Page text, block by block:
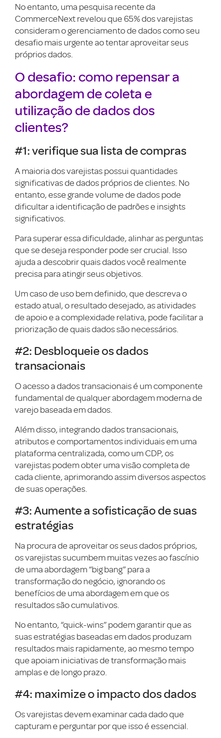
No entanto, uma pesquisa recente da
CommerceNext revelou que 65% dos varejistas
consideram o gerenciamento de dados como seu
desafio mais urgente ao tentar aproveitar seus
próprios dados.
O desafio: como repensar a
abordagem de coleta e
utilização de dados dos
clientes?
#1: verifique sua lista de compras
A maioria dos varejistas possui quantidades
significativas de dados próprios de clientes. No
entanto, esse grande volume de dados pode
dificultar a identificação de padrões e insights
significativos.
Para superar essa dificuldade, alinhar as perguntas
que se deseja responder pode ser crucial. Isso
ajuda a descobrir quais dados você realmente
precisa para atingir seus objetivos.
Um caso de uso bem definido, que descreva o
estado atual, o resultado desejado, as atividades
de apoio e a complexidade relativa, pode facilitar a
priorização de quais dados são necessários.
#2: Desbloqueie os dados
transacionais
O acesso a dados transacionais é um componente
fundamental de qualquer abordagem moderna de
varejo baseada em dados.
Além disso, integrando dados transacionais,
atributos e comportamentos individuais em uma
plataforma centralizada, como um CDP, os
varejistas podem obter uma visão completa de
cada cliente, aprimorando assim diversos aspectos
de suas operações.
#3: Aumente a sofisticação de suas
estratégias
Na procura de aproveitar os seus dados próprios,
os varejistas sucumbem muitas vezes ao fascínio
de uma abordagem “big bang” para a
transformação do negócio, ignorando os
benefícios de uma abordagem em que os
resultados são cumulativos.
No entanto, “quick-wins” podem garantir que as
suas estratégias baseadas em dados produzam
resultados mais rapidamente, ao mesmo tempo
que apoiam iniciativas de transformação mais
amplas e de longo prazo.
#4: maximize o impacto dos dados
Os varejistas devem examinar cada dado que
capturam e perguntar por que isso é essencial.